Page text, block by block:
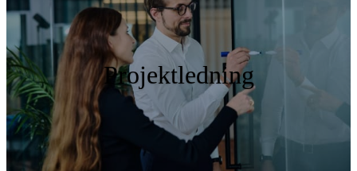
Projektledning